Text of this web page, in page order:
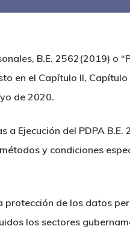
B.E. 2562(2019) o
en el Capítulo II,
de 2020.
a Ejecución del PDPA
y condiciones
de los datos
los sectores